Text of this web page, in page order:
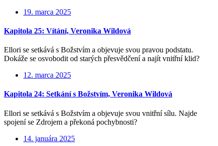
19. marca 2025
Kapitola 25: Vítání, Veronika Wildová
Ellori se setkává s Božstvím a objevuje svou pravou podstatu.
Dokáže se osvobodit od starých přesvědčení a najít vnitřní klid?
12. marca 2025
Kapitola 24: Setkání s Božstvím, Veronika Wildová
Ellori se setkává s Božstvím a objevuje svou vnitřní sílu. Najde
spojení se Zdrojem a překoná pochybnosti?
14. januára 2025